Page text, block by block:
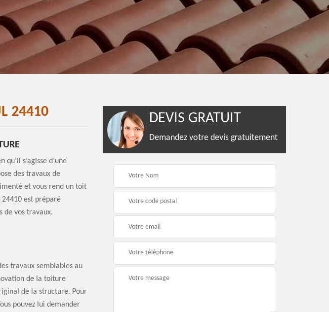
24410
s’agisse d’une
des travaux de
et vous rend un toit
est préparé
de vos travaux.
travaux semblables au
de la toiture
de la structure. Pour
pouvez lui demander
DEVIS GRATUIT
Demandez votre devis gratuitement